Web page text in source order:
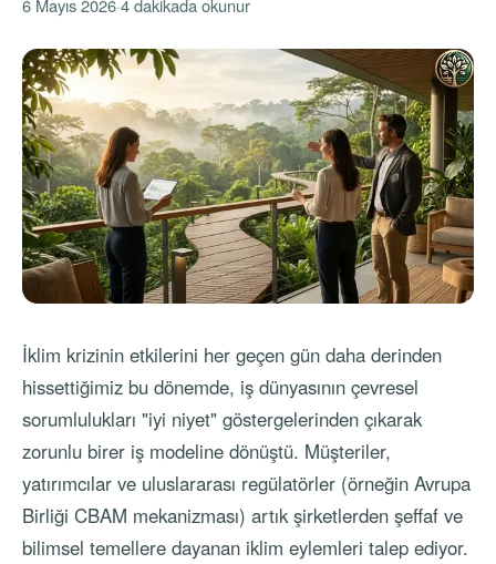
6 Mayıs 2026·4 dakikada okunur
İklim krizinin etkilerini her geçen gün daha derinden
hissettiğimiz bu dönemde, iş dünyasının çevresel
sorumlulukları "iyi niyet" göstergelerinden çıkarak
zorunlu birer iş modeline dönüştü. Müşteriler,
yatırımcılar ve uluslararası regülatörler (örneğin Avrupa
Birliği CBAM mekanizması) artık şirketlerden şeffaf ve
bilimsel temellere dayanan iklim eylemleri talep ediyor.